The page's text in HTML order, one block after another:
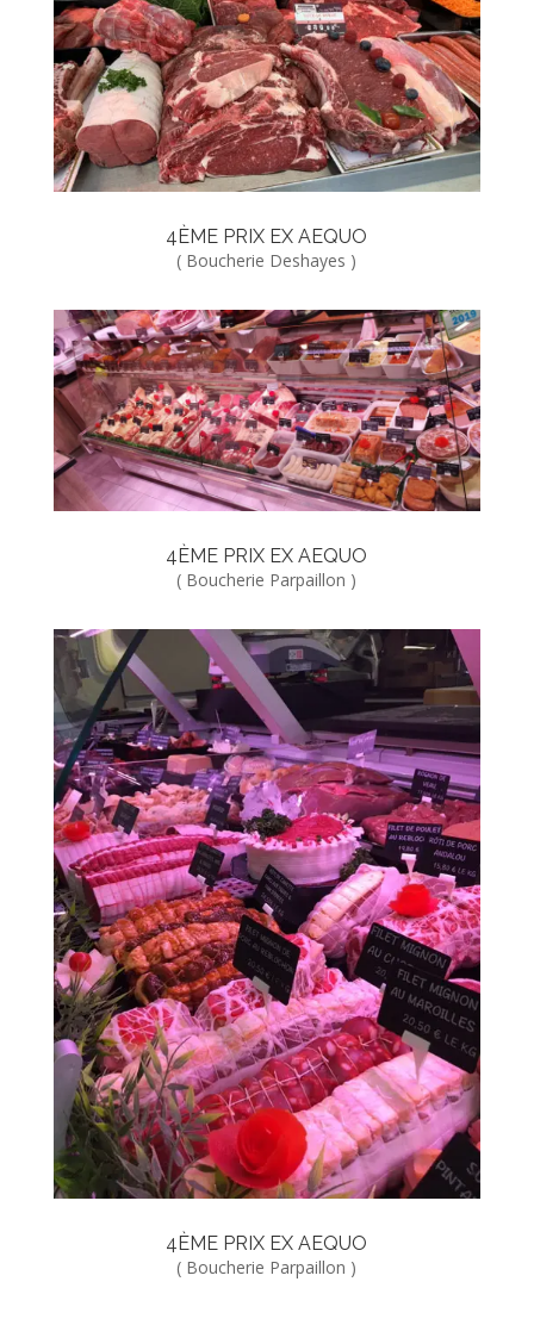
4ÈME PRIX EX AEQUO
( Boucherie Deshayes )
4ÈME PRIX EX AEQUO
( Boucherie Parpaillon )
4ÈME PRIX EX AEQUO
( Boucherie Parpaillon )